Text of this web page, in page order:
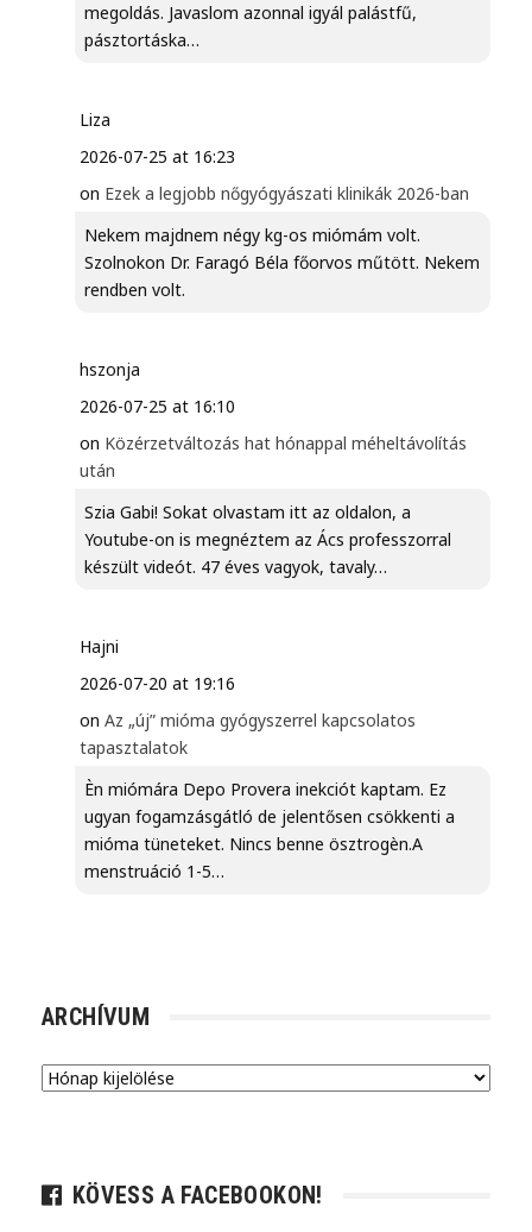
megoldás. Javaslom azonnal igyál palástfű,
pásztortáska…
Liza
2026-07-25 at 16:23
on Ezek a legjobb nőgyógyászati klinikák 2026-ban
Nekem majdnem négy kg-os miómám volt.
Szolnokon Dr. Faragó Béla főorvos műtött. Nekem
rendben volt.
hszonja
2026-07-25 at 16:10
on Közérzetváltozás hat hónappal méheltávolítás
után
Szia Gabi! Sokat olvastam itt az oldalon, a
Youtube-on is megnéztem az Ács professzorral
készült videót. 47 éves vagyok, tavaly…
Hajni
2026-07-20 at 19:16
on Az „új” mióma gyógyszerrel kapcsolatos
tapasztalatok
Èn miómára Depo Provera inekciót kaptam. Ez
ugyan fogamzásgátló de jelentősen csökkenti a
mióma tüneteket. Nincs benne ösztrogèn.A
menstruáció 1-5…
ARCHÍVUM
Archívum
KÖVESS A FACEBOOKON!